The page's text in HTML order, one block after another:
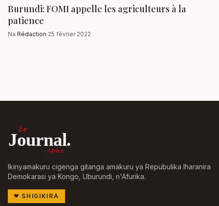
Burundi: FOMI appelle les agriculteurs à la
patience
Na Rédaction·25 février 2022
Le
Journal.
Africa
Ikinyamakuru cigenga gitanga amakuru ya Repubulika Iharanira
Demokarasi ya Kongo, Uburundi, n'Afurika.
❤ SHIGIKIRA